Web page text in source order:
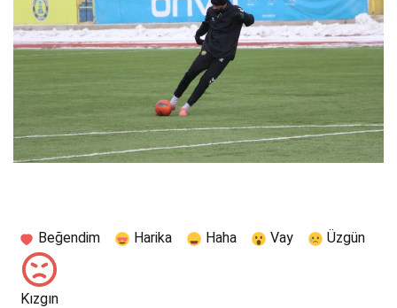
Beğendim Harika Haha Vay Üzgün
Kızgın